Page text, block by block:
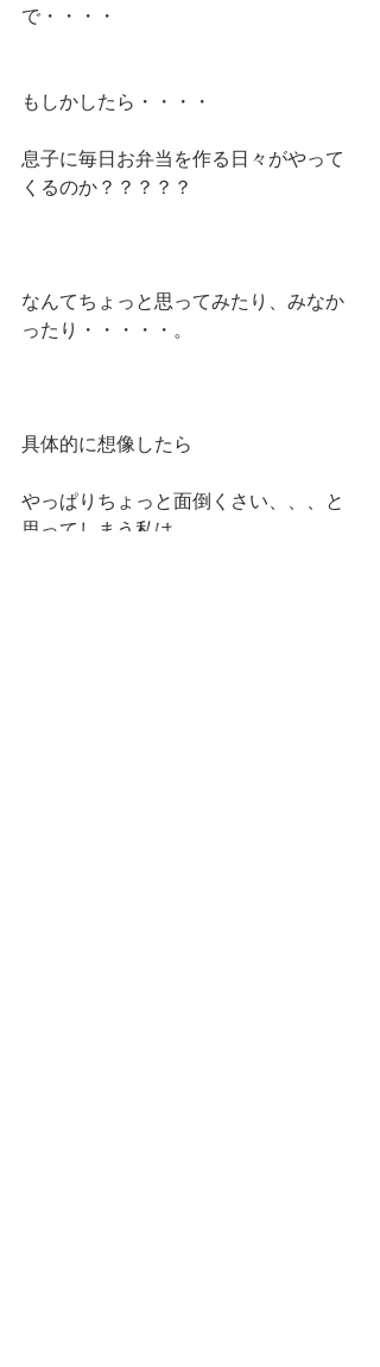
で・・・・
もしかしたら・・・・
息子に毎日お弁当を作る日々がやって
くるのか？？？？？
なんてちょっと思ってみたり、みなか
ったり・・・・・。
具体的に想像したら
やっぱりちょっと面倒くさい、、、と
思ってしまう私は